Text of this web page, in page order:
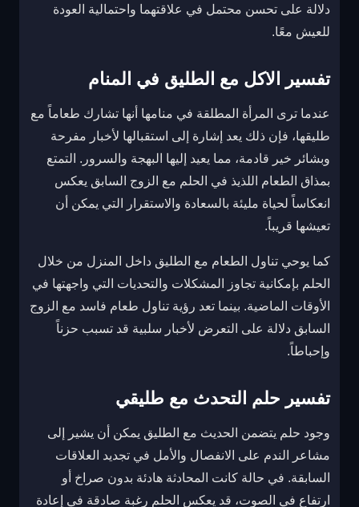
دلالة على تحسن محتمل في علاقتهما واحتمالية العودة
للعيش معًا.
تفسير الاكل مع الطليق في المنام
عندما ترى المرأة المطلقة في منامها أنها تشارك طعاماً مع
طليقها، فإن ذلك يعد إشارة إلى استقبالها لأخبار مفرحة
وبشائر خير قادمة، مما يعيد إليها البهجة والسرور. التمتع
بمذاق الطعام اللذيذ في الحلم مع الزوج السابق يعكس
انعكاساً لحياة مليئة بالسعادة والاستقرار التي يمكن أن
تعيشها قريباً.
كما يوحي تناول الطعام مع الطليق داخل المنزل من خلال
الحلم بإمكانية تجاوز المشكلات والتحديات التي واجهتها في
الأوقات الماضية. بينما تعد رؤية تناول طعام فاسد مع الزوج
السابق دلالة على التعرض لأخبار سلبية قد تسبب حزناً
وإحباطاً.
تفسير حلم التحدث مع طليقي
وجود حلم يتضمن الحديث مع الطليق يمكن أن يشير إلى
مشاعر الندم على الانفصال والأمل في تجديد العلاقات
السابقة. في حالة كانت المحادثة هادئة بدون صراخ أو
ارتفاع في الصوت، قد يعكس الحلم رغبة صادقة في إعادة